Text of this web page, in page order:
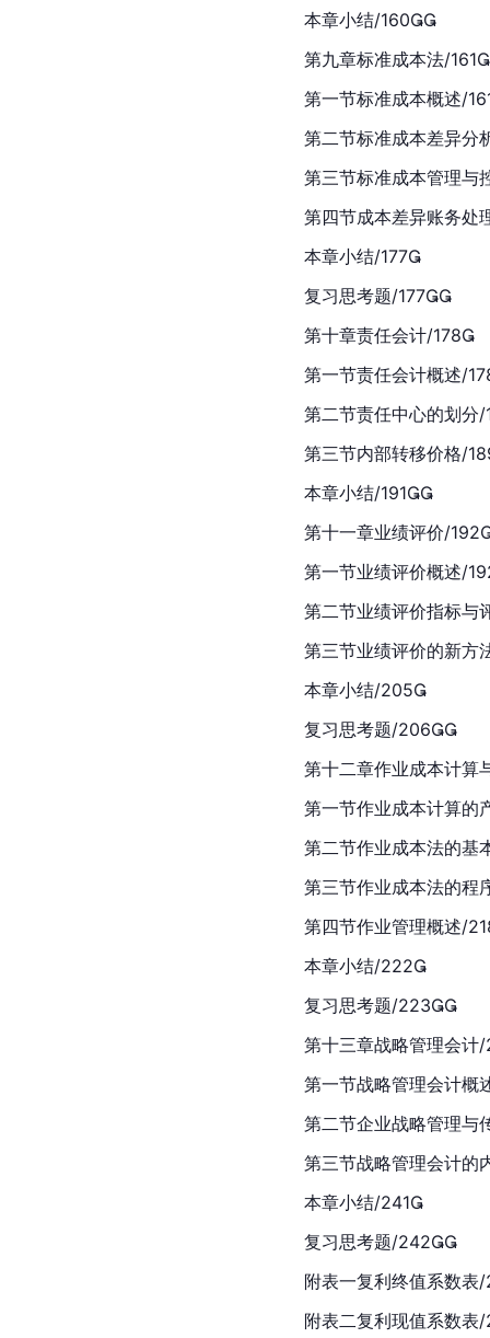
本章小结/160
第九章标准成本法/161
第一节标准成本概述/
第二节标准成本差异分
第三节标准成本管理与
第四节成本差异账务处
本章小结/177
复习思考题/177
第十章责任会计/178
第一节责任会计概述/
第二节责任中心的划分
第三节内部转移价格/
本章小结/191
第十一章业绩评价/
第一节业绩评价概述/
第二节业绩评价指标与
第三节业绩评价的新
本章小结/205
复习思考题/206
第十二章作业成本计算
第一节作业成本计算的
第二节作业成本法的
第三节作业成本法的程
第四节作业管理概述/
本章小结/222
复习思考题/223
第十三章战略管理会
第一节战略管理会计
第二节企业战略管理
第三节战略管理会计
本章小结/241
复习思考题/242
附表一复利终值系数
附表二复利现值系数